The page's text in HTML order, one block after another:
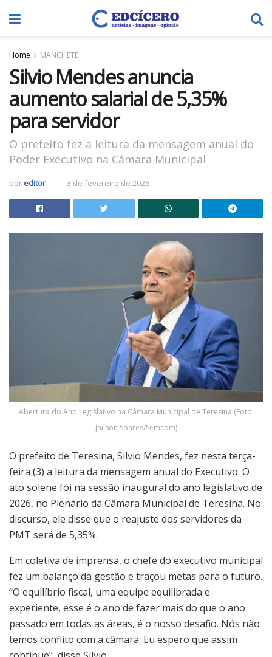
Home MANCHETE
Silvio Mendes anuncia
aumento salarial de 5,35%
para servidor
O prefeito fez a leitura da mensagem anual do
Poder Executivo na Câmara Municipal
por editor 3 de fevereiro de 2026
Abertura do Ano Legislativo na Câmara Municipal de Teresina (Foto:
Jailson Soares/Semcom)
O prefeito de Teresina, Silvio Mendes, fez nesta terça-
feira (3) a leitura da mensagem anual do Executivo. O
ato solene foi na sessão inaugural do ano legislativo de
2026, no Plenário da Câmara Municipal de Teresina. No
discurso, ele disse que o reajuste dos servidores da
PMT será de 5,35%.
Em coletiva de imprensa, o chefe do executivo municipal
fez um balanço da gestão e traçou metas para o futuro.
‘’O equilíbrio fiscal, uma equipe equilibrada e
experiente, esse é o ano de fazer mais do que o ano
passado em todas as áreas, é o nosso desafio. Nós não
temos conflito com a câmara. Eu espero que assim